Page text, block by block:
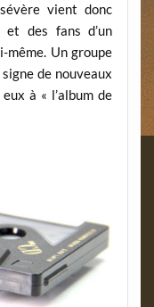
vient donc
des fans d’un
même. Un groupe
de nouveaux
à « l’album de